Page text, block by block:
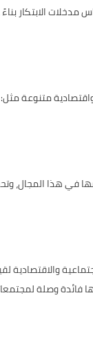
الابتكار
متنوعة
في هذا المجال،
الأنشطة
فائدة وصلة